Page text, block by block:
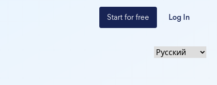
Start for free Log In